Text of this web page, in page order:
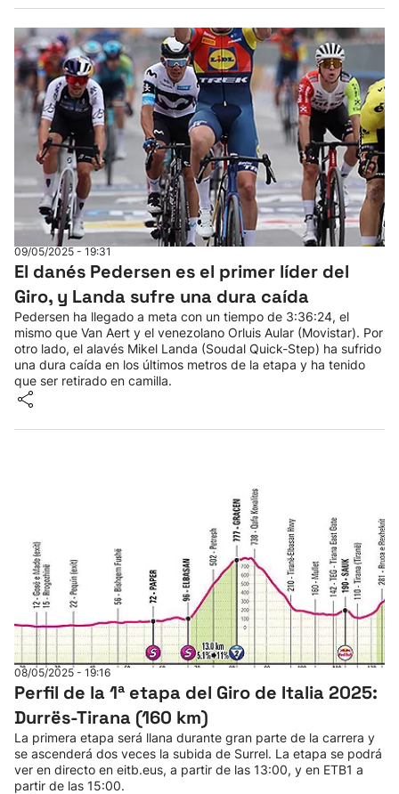
09/05/2025 - 19:31
El danés Pedersen es el primer líder del
Giro, y Landa sufre una dura caída
Pedersen ha llegado a meta con un tiempo de 3:36:24, el
mismo que Van Aert y el venezolano Orluis Aular (Movistar). Por
otro lado, el alavés Mikel Landa (Soudal Quick-Step) ha sufrido
una dura caída en los últimos metros de la etapa y ha tenido
que ser retirado en camilla.
08/05/2025 - 19:16
Perfil de la 1ª etapa del Giro de Italia 2025:
Durrës-Tirana (160 km)
La primera etapa será llana durante gran parte de la carrera y
se ascenderá dos veces la subida de Surrel. La etapa se podrá
ver en directo en eitb.eus, a partir de las 13:00, y en ETB1 a
partir de las 15:00.